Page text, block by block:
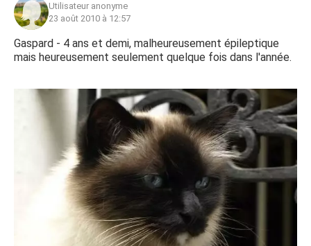
Utilisateur anonyme
23 août 2010 à 12:57
Gaspard - 4 ans et demi, malheureusement épileptique
mais heureusement seulement quelque fois dans l'année.